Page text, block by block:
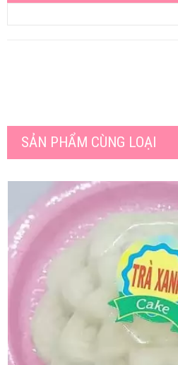
SẢN PHẨM CÙNG LOẠI